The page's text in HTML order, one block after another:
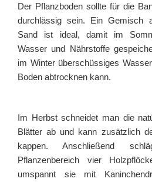
Der Pflanzboden sollte für die
durchlässig sein. Ein Gemisch
Sand ist ideal, damit im
Wasser und Nährstoffe
im Winter überschüssiges
Boden abtrocknen kann.
Im Herbst schneidet man die
Blätter ab und kann zusätzlich
kappen. Anschließend
Pflanzenbereich vier
umspannt sie mit